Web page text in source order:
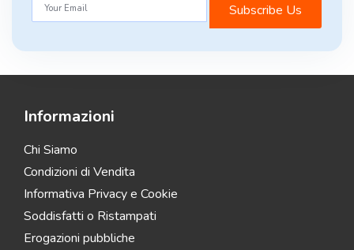
Subscribe Us
Informazioni
Chi Siamo
Condizioni di Vendita
Informativa Privacy e Cookie
Soddisfatti o Ristampati
Erogazioni pubbliche